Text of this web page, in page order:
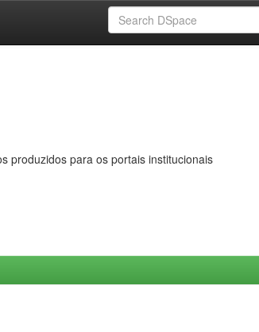
produzidos para os portais institucionais